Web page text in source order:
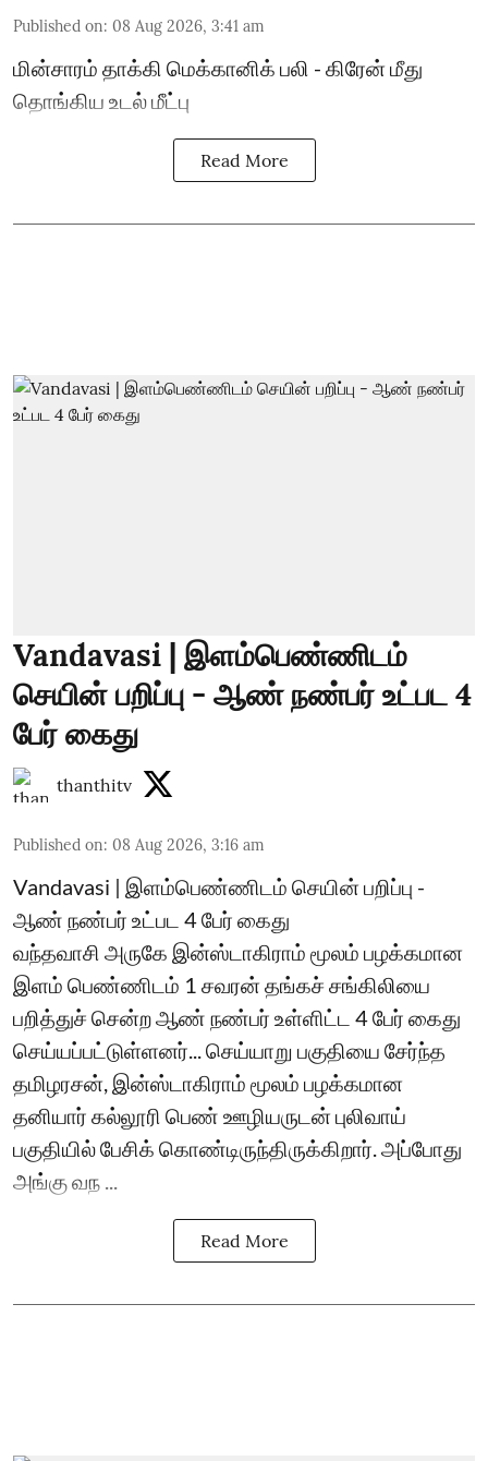
Published on: 08 Aug 2026, 3:41 am
மின்சாரம் தாக்கி மெக்கானிக் பலி - கிரேன் மீது
தொங்கிய உடல் மீட்பு
Read More
Vandavasi | இளம்பெண்ணிடம்
செயின் பறிப்பு - ஆண் நண்பர் உட்பட 4
பேர் கைது
thanthitv
Published on: 08 Aug 2026, 3:16 am
Vandavasi | இளம்பெண்ணிடம் செயின் பறிப்பு -
ஆண் நண்பர் உட்பட 4 பேர் கைது
வந்தவாசி அருகே இன்ஸ்டாகிராம் மூலம் பழக்கமான
இளம் பெண்ணிடம் 1 சவரன் தங்கச் சங்கிலியை
பறித்துச் சென்ற ஆண் நண்பர் உள்ளிட்ட 4 பேர் கைது
செய்யப்பட்டுள்ளனர்... செய்யாறு பகுதியை சேர்ந்த
தமிழரசன், இன்ஸ்டாகிராம் மூலம் பழக்கமான
தனியார் கல்லூரி பெண் ஊழியருடன் புலிவாய்
பகுதியில் பேசிக் கொண்டிருந்திருக்கிறார். அப்போது
அங்கு வந ...
Read More